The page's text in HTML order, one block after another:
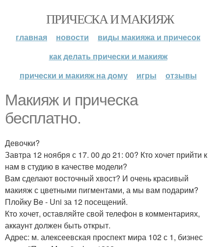
ПРИЧЕСКА И МАКИЯЖ
главная новости
виды макияжа и причесок
как делать прически и макияж
прически и макияж на дому
игры отзывы
Макияж и прическа
бесплатно.
Девочки?
Завтра 12 ноября с 17. 00 до 21: 00? Кто хочет прийти к
нам в студию в качестве модели?
Вам сделают восточный хвост? И очень красивый
макияж с цветными пигментами, а мы вам подарим?
Плойку Be - Uni за 12 посещений.
Кто хочет, оставляйте свой телефон в комментариях,
аккаунт должен быть открыт.
Адрес: м. алексеевская проспект мира 102 с 1, бизнес